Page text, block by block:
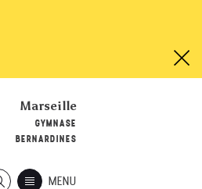
Marseille
GYMNASE
BERNARDINES
MENU